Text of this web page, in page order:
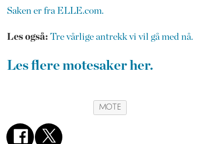
Saken er fra ELLE.com.
Les også: Tre vårlige antrekk vi vil gå med nå.
Les flere motesaker her.
MOTE